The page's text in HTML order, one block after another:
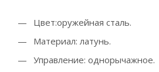
Цвет:оружейная сталь.
Материал: латунь.
Управление: однорычажное.